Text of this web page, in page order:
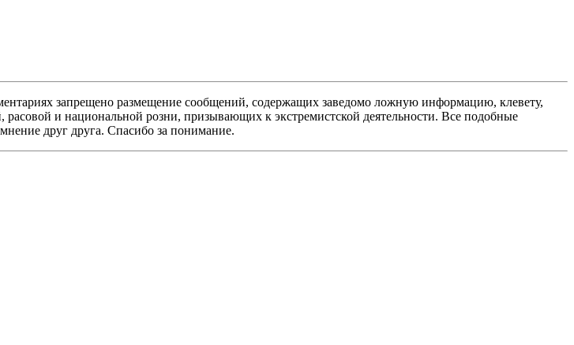
запрещено размещение сообщений, содержащих заведомо ложную информацию, клевету,
и национальной розни, призывающих к экстремистской деятельности. Все подобные
друг друга. Спасибо за понимание.